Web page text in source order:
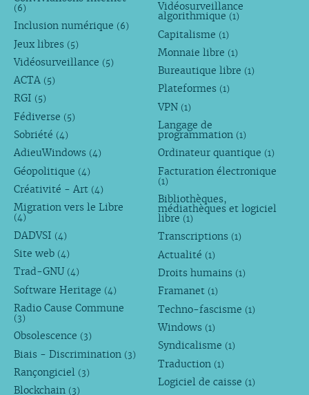
(6)
Inclusion numérique (6)
Jeux libres (5)
Vidéosurveillance (5)
ACTA (5)
RGI (5)
Fédiverse (5)
Sobriété (4)
AdieuWindows (4)
Géopolitique (4)
Créativité - Art (4)
Migration vers le Libre
(4)
DADVSI (4)
Site web (4)
Trad-GNU (4)
Software Heritage (4)
Radio Cause Commune
(3)
Obsolescence (3)
Biais - Discrimination (3)
Rançongiciel (3)
Blockchain (3)
Vidéosurveillance
algorithmique (1)
Capitalisme (1)
Monnaie libre (1)
Bureautique libre (1)
Plateformes (1)
VPN (1)
Langage de
programmation (1)
Ordinateur quantique (1)
Facturation électronique
(1)
Bibliothèques,
médiathèques et logiciel
libre (1)
Transcriptions (1)
Actualité (1)
Droits humains (1)
Framanet (1)
Techno-fascisme (1)
Windows (1)
Syndicalisme (1)
Traduction (1)
Logiciel de caisse (1)